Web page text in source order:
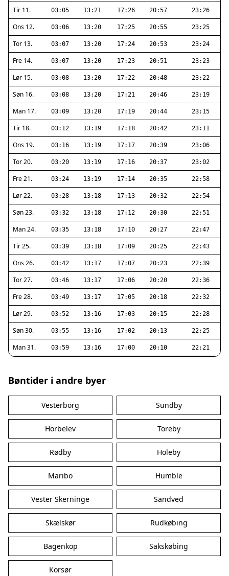
Tir 11. 03:05 13:21 17:26 20:57 23:26
Ons 12. 03:06 13:20 17:25 20:55 23:25
Tor 13. 03:07 13:20 17:24 20:53 23:24
Fre 14. 03:07 13:20 17:23 20:51 23:23
Lør 15. 03:08 13:20 17:22 20:48 23:22
Søn 16. 03:08 13:20 17:21 20:46 23:19
Man 17. 03:09 13:20 17:19 20:44 23:15
Tir 18. 03:12 13:19 17:18 20:42 23:11
Ons 19. 03:16 13:19 17:17 20:39 23:06
Tor 20. 03:20 13:19 17:16 20:37 23:02
Fre 21. 03:24 13:19 17:14 20:35 22:58
Lør 22. 03:28 13:18 17:13 20:32 22:54
Søn 23. 03:32 13:18 17:12 20:30 22:51
Man 24. 03:35 13:18 17:10 20:27 22:47
Tir 25. 03:39 13:18 17:09 20:25 22:43
Ons 26. 03:42 13:17 17:07 20:23 22:39
Tor 27. 03:46 13:17 17:06 20:20 22:36
Fre 28. 03:49 13:17 17:05 20:18 22:32
Lør 29. 03:52 13:16 17:03 20:15 22:28
Søn 30. 03:55 13:16 17:02 20:13 22:25
Man 31. 03:59 13:16 17:00 20:10 22:21
Bøntider i andre byer
Vesterborg Sundby
Horbelev Toreby
Rødby Holeby
Maribo Humble
Vester Skerninge Sandved
Skælskør Rudkøbing
Bagenkop Sakskøbing
Korsør